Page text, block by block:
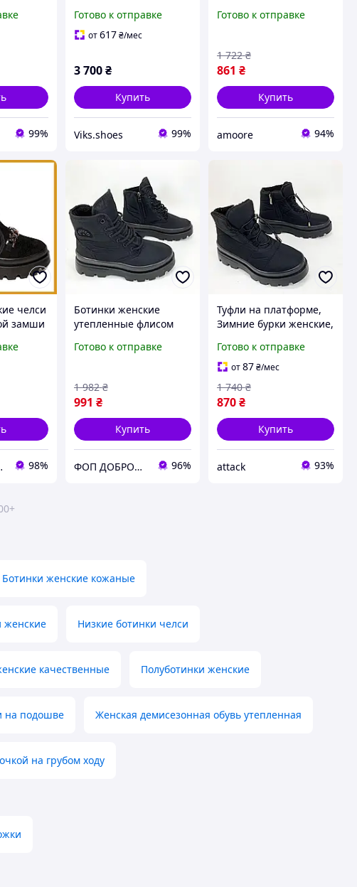
Guero
99%
37 - 40 женские
ботильоны деми Guero
Готово к отправке
от617 ₴/мес
3 700 ₴
Купить
Viks.shoes 99%
модные с довязом
Готово к отправке
861 ₴
1 722 ₴
Купить
amoore 94%
челси
замши
39,
деми
98%
Ботинки женские
утепленные флисом
теплые на шнуровке,
NI-58
Готово к отправке
991 ₴
1 982 ₴
Купить
ФОП ДОБРОНЕЦЬКА С.М. 96%
Туфли на платформе,
Зимние бурки женские,
погоды, Ботинки
осенние женские CZ-31
Готово к отправке
от87₴/мес
870₴
1 740 ₴
Купить
attack 93%
Ботинки женские кожаные
женские Низкие ботинки челси
качественные Полуботинки женские
на подошве Женская демисезонная обувь утепленная
на грубом ходу